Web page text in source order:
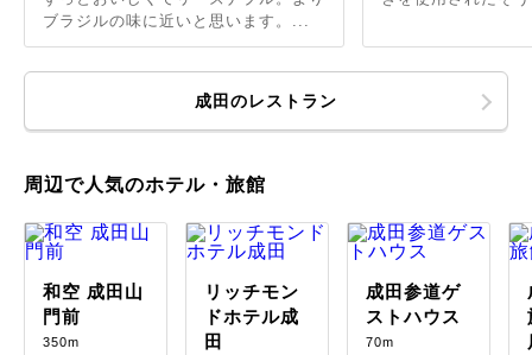
ブラジルの味に近いと思います。...
成田のレストラン
周辺で人気のホテル・旅館
和空 成田山
門前
350m
リッチモン
ドホテル成
田
成田参道ゲ
ストハウス
70m